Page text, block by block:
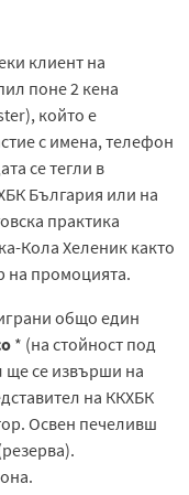
клиент на
поне 2 кена
който е
с имена, телефон
се тегли в
България или на
практика
Кола Хеленик както
на промоцията.
общо един
* (на стойност под
ще се извърши на
на ККХБК
Освен печеливш